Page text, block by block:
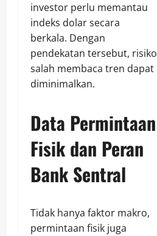
investor perlu memantau
indeks dolar secara
berkala. Dengan
pendekatan tersebut, risiko
salah membaca tren dapat
diminimalkan.
Data Permintaan
Fisik dan Peran
Bank Sentral
Tidak hanya faktor makro,
permintaan fisik juga